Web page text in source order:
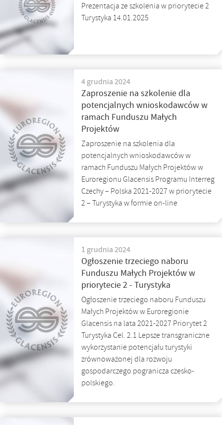
Prezentacja ze szkolenia w priorytecie 2
Turystyka 14.01.2025
4 grudnia 2024
Zaproszenie na szkolenie dla
potencjalnych wnioskodawców w
ramach Funduszu Małych
Projektów
Zaproszenie na szkolenia dla
potencjalnych wnioskodawców w
ramach Funduszu Małych Projektów w
Euroregionu Glacensis Programu Interreg
Czechy – Polska 2021-2027 w priorytecie
2 – Turystyka w formie on-line
1 grudnia 2024
Ogłoszenie trzeciego naboru
Funduszu Małych Projektów w
priorytecie 2 - Turystyka
Ogłoszenie trzeciego naboru Funduszu
Małych Projektów w Euroregionie
Glacensis na lata 2021-2027 Priorytet 2
Turystyka Cel. 2.1 Lepsze transgraniczne
wykorzystanie potencjału turystyki
zrównoważonej dla rozwoju
gospodarczego pogranicza czesko-
polskiego.